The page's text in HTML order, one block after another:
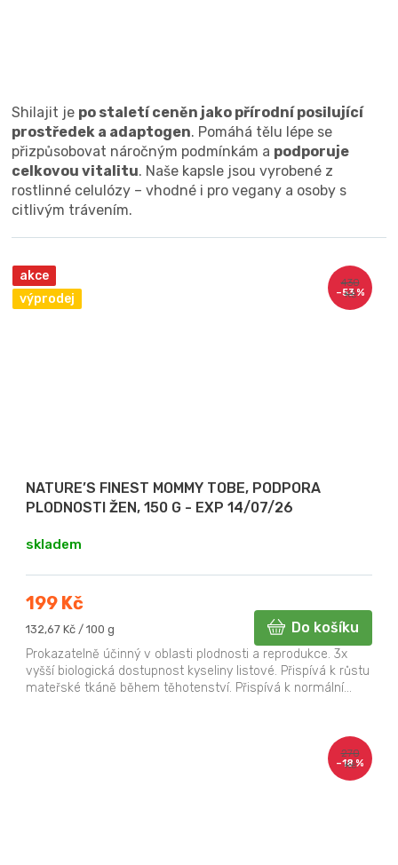
Shilajit je po staletí ceněn jako přírodní posilující
prostředek a adaptogen. Pomáhá tělu lépe se
přizpůsobovat náročným podmínkám a podporuje
celkovou vitalitu. Naše kapsle jsou vyrobené z
rostlinné celulózy – vhodné i pro vegany a osoby s
citlivým trávením.
akce
výprodej
430
Kč
–53 %
NATURE’S FINEST MOMMY TOBE, PODPORA
PLODNOSTI ŽEN, 150 G - EXP 14/07/26
skladem
199 Kč
Měrná
132,67 Kč / 100 g Do košíku
Prokazatelně účinný v oblasti plodnosti a reprodukce. 3x
vyšší biologická dostupnost kyseliny listové. Přispívá k růstu
mateřské tkáně během těhotenství. Přispívá k normální...
270
Kč
–18 %